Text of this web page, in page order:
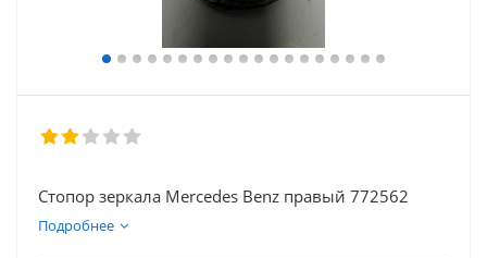
Стопор зеркала Mercedes Benz правый 772562
Подробнее